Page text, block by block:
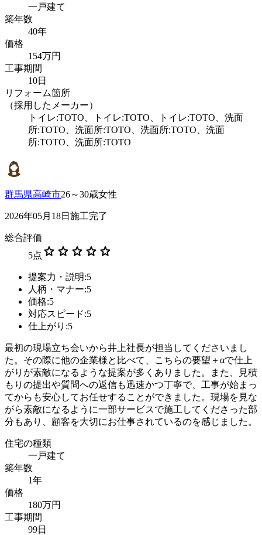
一戸建て
築年数
40年
価格
154万円
工事期間
10日
リフォーム箇所
（採用したメーカー）
トイレ:TOTO、トイレ:TOTO、トイレ:TOTO、洗面
所:TOTO、洗面所:TOTO、洗面所:TOTO、洗面
所:TOTO、洗面所:TOTO
群馬県高崎市26～30歳女性
2026年05月18日施工完了
総合評価
5点 star star star star star
提案力・説明:5
人柄・マナー:5
価格:5
対応スピード:5
仕上がり:5
最初の現場立ち会いから井上社長が担当してくださいまし
た。その際に他の企業様と比べて、こちらの要望＋αで仕上
がりが素敵になるような提案が多くありました。また、見積
もりの提出や質問への返信も迅速かつ丁寧で、工事が始まっ
てからも安心してお任せすることができました。現場を見な
がら素敵になるように一部サービスで施工してくださった部
分もあり、顧客を大切にお仕事されているのを感じました。
住宅の種類
一戸建て
築年数
1年
価格
180万円
工事期間
99日